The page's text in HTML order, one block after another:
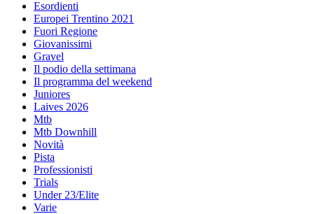
Esordienti
Europei Trentino 2021
Fuori Regione
Giovanissimi
Gravel
Il podio della settimana
Il programma del weekend
Juniores
Laives 2026
Mtb
Mtb Downhill
Novità
Pista
Professionisti
Trials
Under 23/Elite
Varie